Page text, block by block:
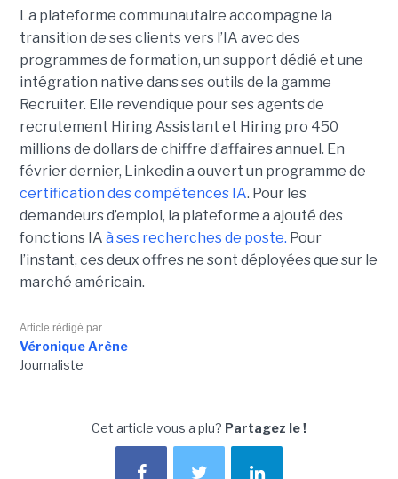
La plateforme communautaire accompagne la
transition de ses clients vers l’IA avec des
programmes de formation, un support dédié et une
intégration native dans ses outils de la gamme
Recruiter. Elle revendique pour ses agents de
recrutement Hiring Assistant et Hiring pro 450
millions de dollars de chiffre d’affaires annuel. En
février dernier, Linkedin a ouvert un programme de
certification des compétences IA. Pour les
demandeurs d’emploi, la plateforme a ajouté des
fonctions IA à ses recherches de poste. Pour
l’instant, ces deux offres ne sont déployées que sur le
marché américain.
Article rédigé par
Véronique Arène
Journaliste
Cet article vous a plu? Partagez le !